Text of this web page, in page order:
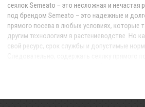
сеялок Semeato – это несложная и нечастая
под брендом Semeato – это надежные и
прямого посева в любых условиях, которые
другим технологиям в растениеводстве. Но
свой ресурс, срок службы и допустимые
операцию в технологии Ноу-тилл – прямой